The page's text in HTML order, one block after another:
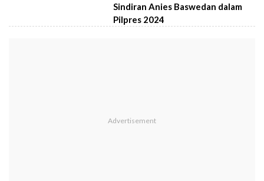
Sindiran Anies Baswedan dalam
Pilpres 2024